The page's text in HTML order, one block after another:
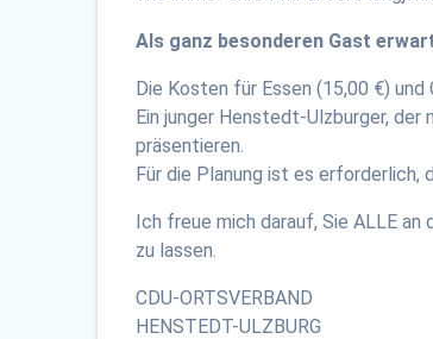
Als ganz besonderen Gast
Die Kosten für Essen (15,00 €)
Ein junger Henstedt-Ulzburger, der
präsentieren.
Für die Planung ist es erforderlich,
Ich freue mich darauf, Sie ALLE an
zu lassen.
CDU-ORTSVERBAND
HENSTEDT-ULZBURG